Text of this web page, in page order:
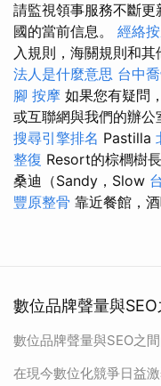
請監視領事服務不斷
國的當前信息。 經絡
入規則，海關規則和其
法人是什麼意思 台中
腳 按摩 如果您有疑問
或互聯網與我們的辦
搜尋引擎排名 Pastilla
整復 Resort的棕櫚樹
桑迪（Sandy，Slow
豐原整骨 靠近餐館，
數位品牌聲量與
數位品牌聲量與SEO之
在現今數位化競爭日益